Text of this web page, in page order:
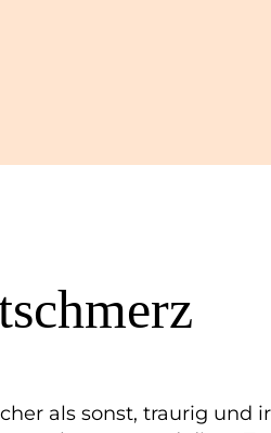
als sonst, traurig und